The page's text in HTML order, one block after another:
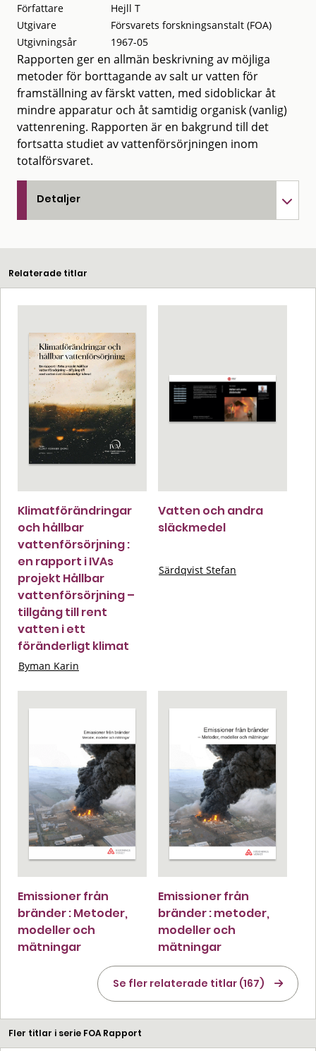
Författare
Hejll T
Utgivare
Försvarets forskningsanstalt (FOA)
Utgivningsår
1967-05
Rapporten ger en allmän beskrivning av möjliga
metoder för borttagande av salt ur vatten för
framställning av färskt vatten, med sidoblickar åt
mindre apparatur och åt samtidig organisk (vanlig)
vattenrening. Rapporten är en bakgrund till det
fortsatta studiet av vattenförsörjningen inom
totalförsvaret.
Detaljer
Relaterade titlar
Klimatförändringar
och hållbar
vattenförsörjning :
en rapport i IVAs
projekt Hållbar
vattenförsörjning –
tillgång till rent
vatten i ett
föränderligt klimat
Byman Karin
Vatten och andra
släckmedel
Särdqvist Stefan
Emissioner från
bränder : Metoder,
modeller och
mätningar
Emissioner från
bränder : metoder,
modeller och
mätningar
Se fler relaterade titlar (167)
Fler titlar i serie FOA Rapport